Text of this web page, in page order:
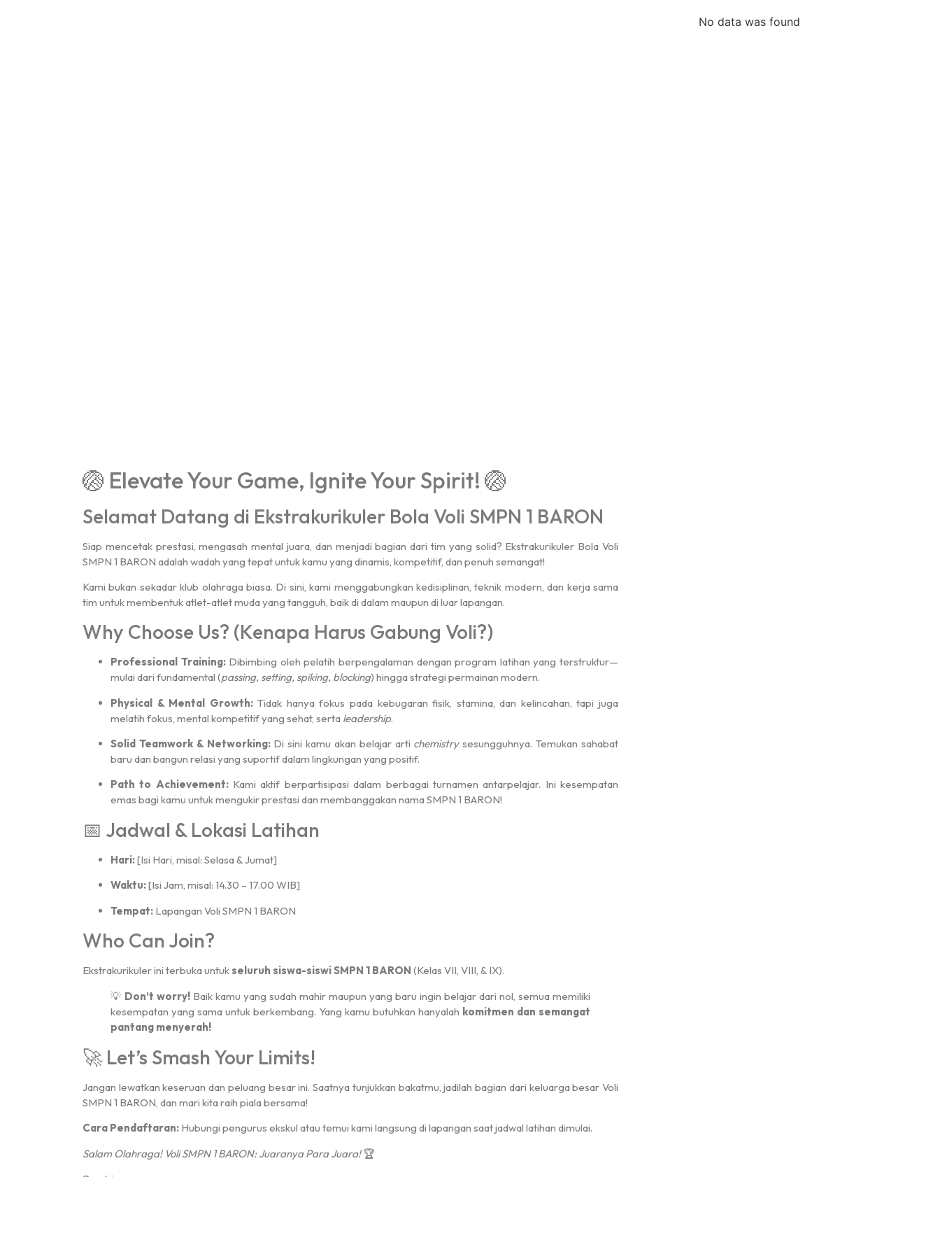
🏐 Elevate Your Game, Ignite Your Spirit! 🏐
Selamat Datang di Ekstrakurikuler Bola Voli SMPN 1 BARON
Siap mencetak prestasi, mengasah mental juara, dan menjadi bagian dari tim yang solid? Ekstrakurikuler Bola Voli
SMPN 1 BARON adalah wadah yang tepat untuk kamu yang dinamis, kompetitif, dan penuh semangat!
Kami bukan sekadar klub olahraga biasa. Di sini, kami menggabungkan kedisiplinan, teknik modern, dan kerja sama
tim untuk membentuk atlet-atlet muda yang tangguh, baik di dalam maupun di luar lapangan.
Why Choose Us? (Kenapa Harus Gabung Voli?)
Professional Training:Dibimbing oleh pelatih berpengalaman dengan program latihan yang terstruktur—
mulai dari fundamental (passing, setting, spiking, blocking) hingga strategi permainan modern.
Physical & Mental Growth:Tidak hanya fokus pada kebugaran fisik, stamina, dan kelincahan, tapi juga
melatih fokus, mental kompetitif yang sehat, serta leadership.
Solid Teamwork & Networking:Di sini kamu akan belajar arti chemistrysesungguhnya. Temukan sahabat
baru dan bangun relasi yang suportif dalam lingkungan yang positif.
Path to Achievement:Kami aktif berpartisipasi dalam berbagai turnamen antarpelajar. Ini kesempatan
emas bagi kamu untuk mengukir prestasi dan membanggakan nama SMPN 1 BARON!
📅 Jadwal & Lokasi Latihan
Hari:[Isi Hari, misal: Selasa & Jumat]
Waktu:[Isi Jam, misal: 14.30 – 17.00 WIB]
Tempat: Lapangan Voli SMPN 1 BARON
Who Can Join?
Ekstrakurikuler ini terbuka untukseluruh siswa-siswi SMPN 1 BARON (Kelas VII, VIII, & IX).
💡 Don’t worry! Baik kamu yang sudah mahir maupun yang baru ingin belajar dari nol, semua memiliki
kesempatan yang sama untuk berkembang. Yang kamu butuhkan hanyalah komitmen dan semangat
pantang menyerah!
🚀 Let’s Smash Your Limits!
Jangan lewatkan keseruan dan peluang besar ini. Saatnya tunjukkan bakatmu, jadilah bagian dari keluarga besar Voli
SMPN 1 BARON, dan mari kita raih piala bersama!
Cara Pendaftaran: Hubungi pengurus ekskul atau temui kami langsung di lapangan saat jadwal latihan dimulai.
Salam Olahraga! Voli SMPN 1 BARON: Juaranya Para Juara!🏆
Pembina:
No data was found